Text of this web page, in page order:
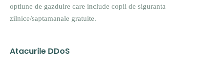
optiune de gazduire care include copii de siguranta
zilnice/saptamanale gratuite.
Atacurile DDoS